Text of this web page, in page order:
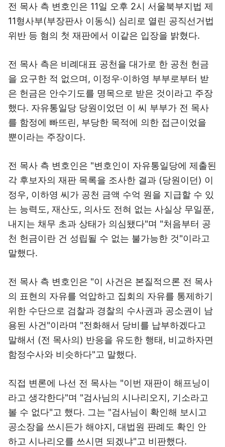
전 목사 측 변호인은 11일 오후 2시 서울북부지법 제
11형사부(부장판사 이동식) 심리로 열린 공직선거법
위반 등 혐의 첫 재판에서 이같은 입장을 밝혔다.
전 목사 측은 비례대표 공천을 대가로 한 공천 헌금
을 요구한 적 없으며, 이정우·이하영 부부로부터 받
은 헌금은 안수기도를 명목으로 받은 것이라고 주장
했다. 자유통일당 당원이었던 이 씨 부부가 전 목사
를 함정에 빠뜨린, 부당한 목적에 의한 접근이었을
뿐이라는 주장이다.
전 목사 측 변호인은 "변호인이 자유통일당에 제출된
각 후보자의 재판 목록을 조사한 결과 (당원이던) 이
정우, 이하영 씨가 공천 금액 수억 원을 지급할 수 있
는 능력도, 재산도, 의사도 전혀 없는 사실상 무일푼,
내지는 채무 초과 상태가 의심됐다"며 "처음부터 공
천 헌금이란 건 성립될 수 없는 불가능한 것"이라고
말했다.
전 목사 측 변호인은 "이 사건은 본질적으론 전 목사
의 표현의 자유를 억압하고 집회의 자유를 통제하기
위한 수단으로 검찰과 경찰의 수사권과 공소권이 남
용된 사건"이라며 "전화해서 당비를 납부하겠다고
말해서 (전 목사의) 반응을 유도한 행태, 비교하자면
함정수사와 비슷하다"고 말했다.
직접 변론에 나선 전 목사는 "이번 재판이 해프닝이
라고 생각한다"며 "검사님의 시나리오지, 기소라고
볼 수 없다"고 했다. 그는 "검사님이 확인해 보시고
공소장을 쓰시든가 해야지, 대법원 판례도 확인 안
하고 시나리오를 쓰시면 되겠냐"고 비판했다.